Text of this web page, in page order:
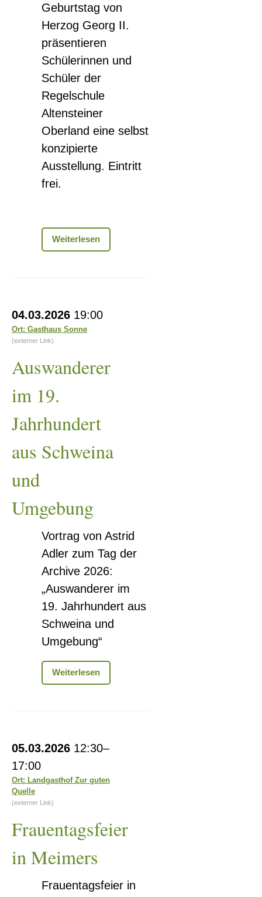
Geburtstag von
Herzog Georg II.
präsentieren
Schülerinnen und
Schüler der
Regelschule
Altensteiner
Oberland eine selbst
konzipierte
Ausstellung. Eintritt
frei.
WeiterlesenAusstellungseröffnung
»200
04.03.2026 19:00
Ort: Gasthaus Sonne
(externer Link)
Auswanderer
im 19.
Jahrhundert
aus Schweina
und
Umgebung
Vortrag von Astrid
Adler zum Tag der
Archive 2026:
„Auswanderer im
19. Jahrhundert aus
Schweina und
Umgebung“
WeiterlesenAuswanderer
im
und
05.03.2026 12:30–
17:00
Ort: Landgasthof Zur guten
Quelle
(externer Link)
Frauentagsfeier
in Meimers
Frauentagsfeier in